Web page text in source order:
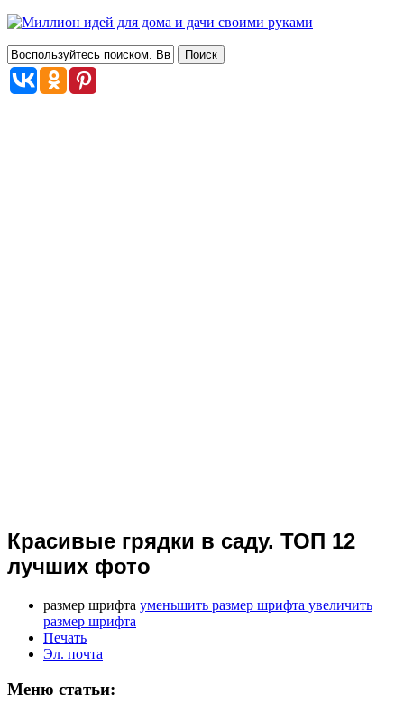
Красивые грядки в саду. ТОП 12
лучших фото
размер шрифта уменьшить размер шрифта увеличить
размер шрифта
Печать
Эл. почта
Меню статьи: